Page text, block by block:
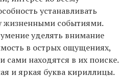
устанавливать
жизненными событиями.
уделять внимание
в острых ощущениях,
сами находятся в их поиске.
и яркая буква кириллицы.